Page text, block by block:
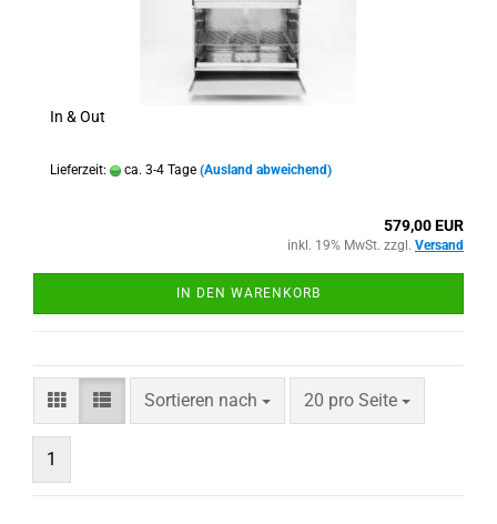
In & Out
Lieferzeit: ca. 3-4 Tage (Ausland abweichend)
579,00 EUR
inkl. 19% MwSt. zzgl. Versand
IN DEN WARENKORB
Sortieren nach
Sortieren nach 20 pro Seite
pro Seite
1